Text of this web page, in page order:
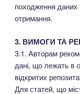
походження даних
отримання.
3. ВИМОГИ ТА
3.1. Авторам
дані, що лежать в
відкритих
Для статей, що